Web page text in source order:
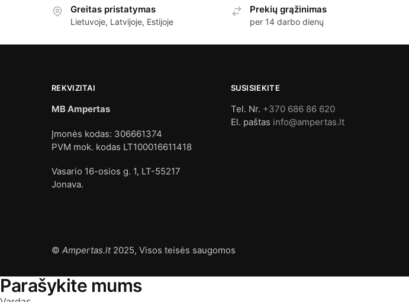
Greitas pristatymas
Lietuvoje, Latvijoje, Estijoje
Prekių grąžinimas
per 14 darbo dienų
REKVIZITAI
MB Ampertas
Įmonės kodas: 306661374
PVM mok. kodas LT100016611418
Vasario 16-osios g. 1, LT-55217
Jonava.
SUSISIEKITE
Tel. Nr. +370 686 86 620
El. paštas info@ampertas.lt
© Ampertas.lt2025, Visos teisės saugomos
Parašykite mums